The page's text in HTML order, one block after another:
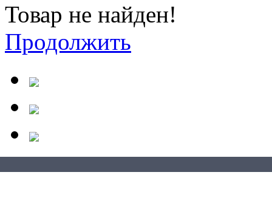
Товар не найден!
Продолжить